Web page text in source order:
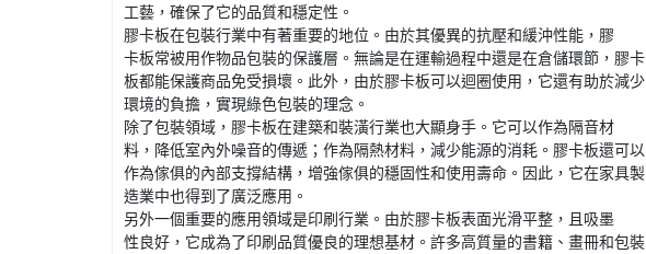
工藝，確保了它的品質和穩定性。
膠卡板在包裝行業中有著重要的地位。由於其優異的抗壓和緩沖性能，膠
卡板常被用作物品包裝的保護層。無論是在運輸過程中還是在倉儲環節，膠卡
板都能保護商品免受損壞。此外，由於膠卡板可以迴圈使用，它還有助於減少
環境的負擔，實現綠色包裝的理念。
除了包裝領域，膠卡板在建築和裝潢行業也大顯身手。它可以作為隔音材
料，降低室內外噪音的傳遞；作為隔熱材料，減少能源的消耗。膠卡板還可以
作為傢俱的內部支撐結構，增強傢俱的穩固性和使用壽命。因此，它在家具製
造業中也得到了廣泛應用。
另外一個重要的應用領域是印刷行業。由於膠卡板表面光滑平整，且吸墨
性良好，它成為了印刷品質優良的理想基材。許多高質量的書籍、畫冊和包裝